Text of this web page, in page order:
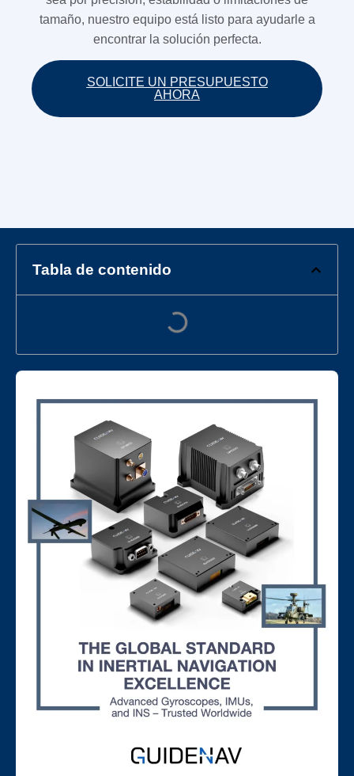
tamaño, nuestro equipo está listo para ayudarle a
encontrar la solución perfecta.
SOLICITE UN PRESUPUESTO
AHORA
Tabla de contenido